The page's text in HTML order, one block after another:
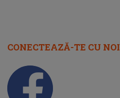
CONECTEAZĂ-TE CU NOI